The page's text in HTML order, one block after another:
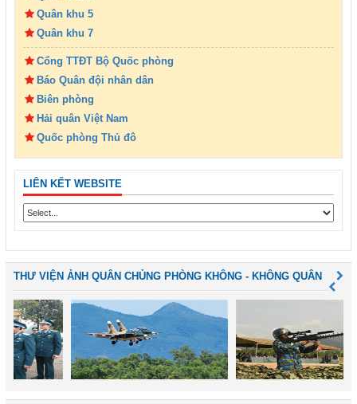
Quân khu 5
Quân khu 7
Cổng TTĐT Bộ Quốc phòng
Báo Quân đội nhân dân
Biên phòng
Hải quân Việt Nam
Quốc phòng Thủ đô
LIÊN KẾT WEBSITE
THƯ VIỆN ẢNH QUÂN CHỦNG PHÒNG KHÔNG - KHÔNG QUÂN